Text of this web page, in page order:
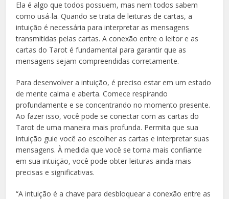
Ela é algo que todos possuem, mas nem todos sabem
como usá-la. Quando se trata de leituras de cartas, a
intuição é necessária para interpretar as mensagens
transmitidas pelas cartas. A conexão entre o leitor e as
cartas do Tarot é fundamental para garantir que as
mensagens sejam compreendidas corretamente.
Para desenvolver a intuição, é preciso estar em um estado
de mente calma e aberta. Comece respirando
profundamente e se concentrando no momento presente.
Ao fazer isso, você pode se conectar com as cartas do
Tarot de uma maneira mais profunda. Permita que sua
intuição guie você ao escolher as cartas e interpretar suas
mensagens. À medida que você se torna mais confiante
em sua intuição, você pode obter leituras ainda mais
precisas e significativas.
“A intuição é a chave para desbloquear a conexão entre as